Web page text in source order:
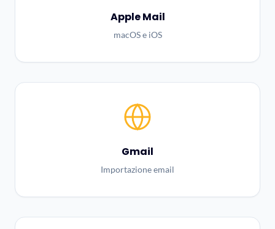
Apple Mail
macOS e iOS
Gmail
Importazione email